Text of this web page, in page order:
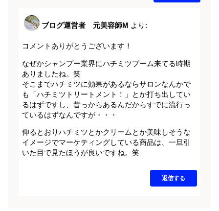
ブログ運営者 元美容師M より:
コメントありがとうございます！
なぜかシャンプー業界にハチミツブーム来てる時期
ありましたね。笑
そこまでハチミツに効果があるならサロンなんかで
も「ハチミツトリートメント！」とか打ち出してい
るはずですし、昔っからあるんだからすでに流行っ
ているはずなんですが・・・
仰るとおりハチミツとかクリームとか美味しそうな
イメージでマーケティングしている商品は、一旦引
いた目で見たほうが良いですね。笑
返信する